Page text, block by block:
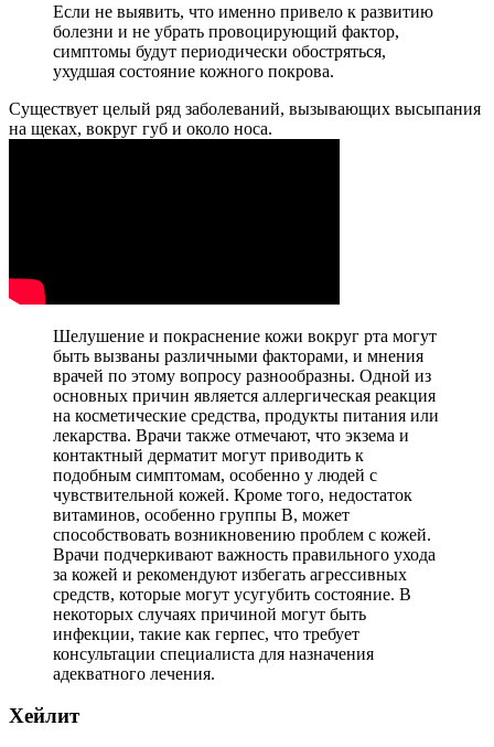
Если не выявить, что именно привело к развитию
болезни и не убрать провоцирующий фактор,
симптомы будут периодически обостряться,
ухудшая состояние кожного покрова.
Существует целый ряд заболеваний, вызывающих высыпания
на щеках, вокруг губ и около носа.
Шелушение и покраснение кожи вокруг рта могут
быть вызваны различными факторами, и мнения
врачей по этому вопросу разнообразны. Одной из
основных причин является аллергическая реакция
на косметические средства, продукты питания или
лекарства. Врачи также отмечают, что экзема и
контактный дерматит могут приводить к
подобным симптомам, особенно у людей с
чувствительной кожей. Кроме того, недостаток
витаминов, особенно группы B, может
способствовать возникновению проблем с кожей.
Врачи подчеркивают важность правильного ухода
за кожей и рекомендуют избегать агрессивных
средств, которые могут усугубить состояние. В
некоторых случаях причиной могут быть
инфекции, такие как герпес, что требует
консультации специалиста для назначения
адекватного лечения.
Хейлит